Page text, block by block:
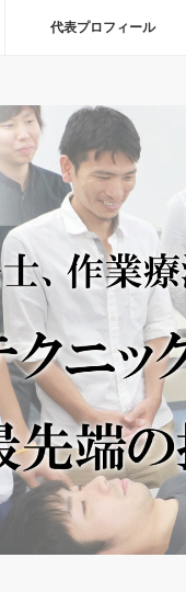
代表プロフィール